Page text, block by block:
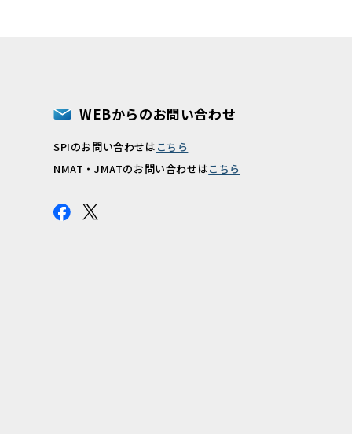
WEBからのお問い合わせ
SPIのお問い合わせは こちら
NMAT・JMATのお問い合わせはこちら